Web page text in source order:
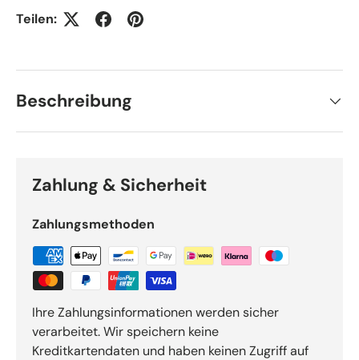
Teilen:
Beschreibung
Zahlung & Sicherheit
Zahlungsmethoden
Ihre Zahlungsinformationen werden sicher
verarbeitet. Wir speichern keine
Kreditkartendaten und haben keinen Zugriff auf